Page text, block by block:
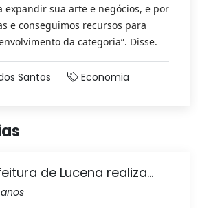
expandir sua arte e negócios, e por
e conseguimos recursos para
da categoria”. Disse.
Santos Economia
de Lucena realiza...